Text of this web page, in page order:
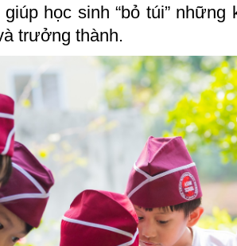
học sinh “bỏ túi” những
trưởng thành.